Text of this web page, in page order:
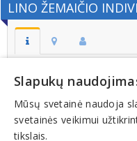
LINO ŽEMAIČIO
Adresas:
VILNIUS
Kodas:
122676822
Slapukų
Mūsų svetainė naudoja
svetainės veikimui
tikslais.